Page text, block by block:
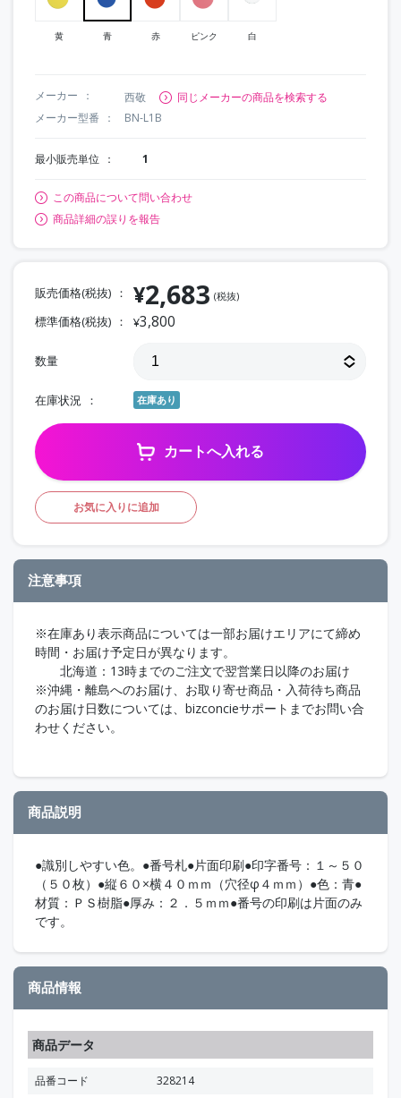
黄 青 赤 ピンク 白
メーカー 西敬
同じメーカーの商品を検索する
メーカー型番
BN-L1B
最小販売単位 1
この商品について問い合わせ
商品詳細の誤りを報告
販売価格(税抜) ¥2,683 (税抜)
標準価格(税抜) ¥3,800
数量
在庫状況 在庫あり
カートへ入れる
お気に入りに追加
注意事項
※在庫あり表示商品については一部お届けエリアにて締め
時間・お届け予定日が異なります。
北海道：13時までのご注文で翌営業日以降のお届け
※沖縄・離島へのお届け、お取り寄せ商品・入荷待ち商品
のお届け日数については、bizconcieサポートまでお問い合
わせください。
商品説明
●識別しやすい色。●番号札●片面印刷●印字番号：１～５０
（５０枚）●縦６０×横４０ｍｍ（穴径φ４ｍｍ）●色：青●
材質：ＰＳ樹脂●厚み：２．５ｍｍ●番号の印刷は片面のみ
です。
商品情報
商品データ
品番コード
328214